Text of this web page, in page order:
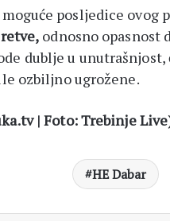
posljedice ovog
odnosno opasnost
dublje u
ozbiljno ugrožene.
| Foto: Trebinje
HE Dabar